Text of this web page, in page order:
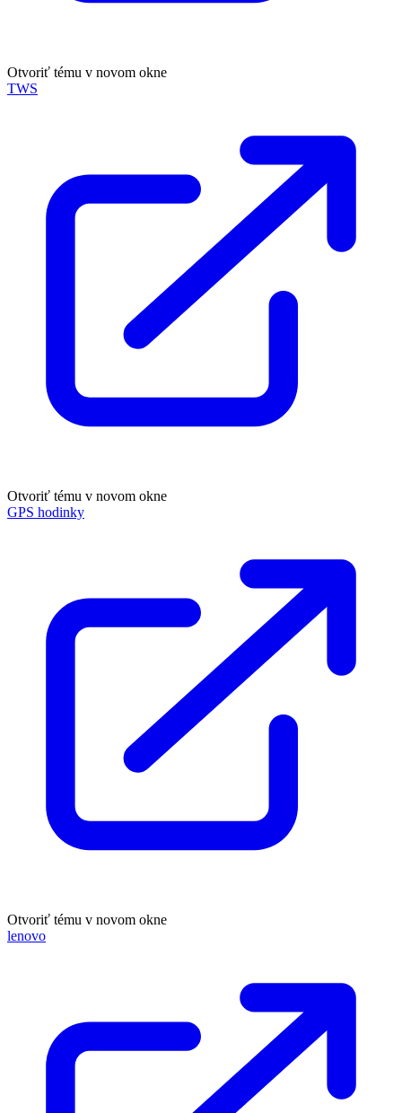
Otvoriť tému v novom okne
TWS
Otvoriť tému v novom okne
GPS hodinky
Otvoriť tému v novom okne
lenovo